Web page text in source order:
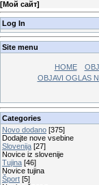
[Мой сайт]
Log In
Site menu
HOME
OBJAVI OGLAS
Categories
Novo dodano [375]
Dodajte nove vsebine
Slovenija [27]
Novice iz slovenije
Tujina [46]
Novice tujina
Šport [5]